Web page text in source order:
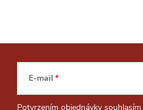
E-mail
Potvrzením objednávky souhlasím